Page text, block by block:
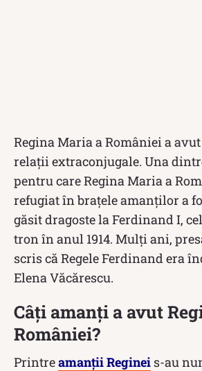
Regina Maria a României a
relații extraconjugale. Una
pentru care Regina Maria a
refugiat în brațele amanților a
găsit dragoste la Ferdinand I,
tron în anul 1914. Mulți ani,
scris că Regele Ferdinand era
Elena Văcărescu.
Câți amanți a avut
României?
Printreamanții Reginei s-au